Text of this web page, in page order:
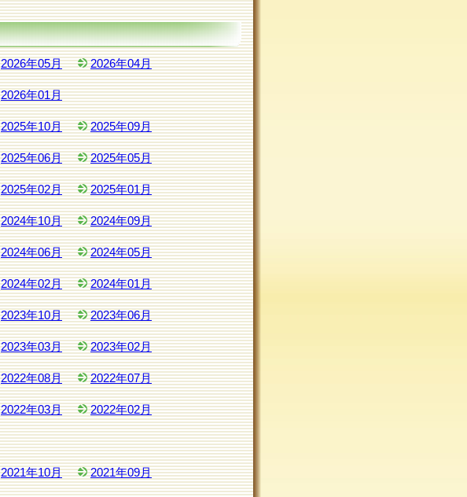
2026年05月 2026年04月
2026年01月
2025年10月 2025年09月
2025年06月 2025年05月
2025年02月 2025年01月
2024年10月 2024年09月
2024年06月 2024年05月
2024年02月 2024年01月
2023年10月 2023年06月
2023年03月 2023年02月
2022年08月 2022年07月
2022年03月 2022年02月
2021年10月 2021年09月